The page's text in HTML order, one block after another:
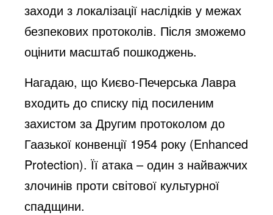
заходи з локалізації наслідків у межах
безпекових протоколів. Після зможемо
оцінити масштаб пошкоджень.
Нагадаю, що Києво-Печерська Лавра
входить до списку під посиленим
захистом за Другим протоколом до
Гаазької конвенції 1954 року (Enhanced
Protection). Її атака – один з найважчих
злочинів проти світової культурної
спадщини.